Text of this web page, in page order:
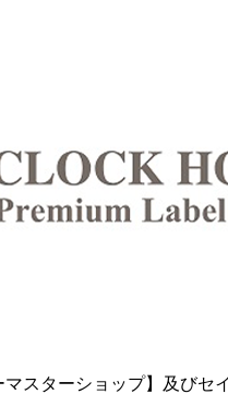
マスターショップ】及びセ